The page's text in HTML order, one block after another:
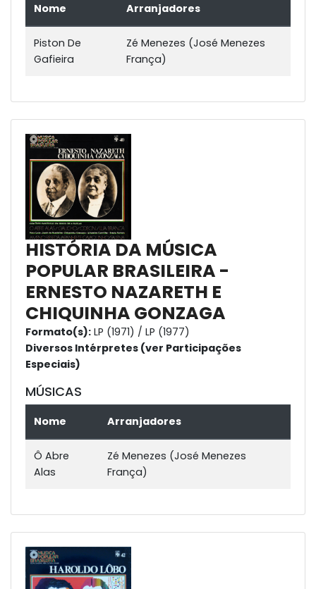
Nome Arranjadores
Piston De
Gafieira
Zé Menezes (José Menezes
França)
HISTÓRIA DA MÚSICA
POPULAR BRASILEIRA -
ERNESTO NAZARETH E
CHIQUINHA GONZAGA
Formato(s): LP (1971) / LP (1977)
Diversos Intérpretes (ver Participações
Especiais)
MÚSICAS
Nome Arranjadores
Ô Abre
Alas
Zé Menezes (José Menezes
França)